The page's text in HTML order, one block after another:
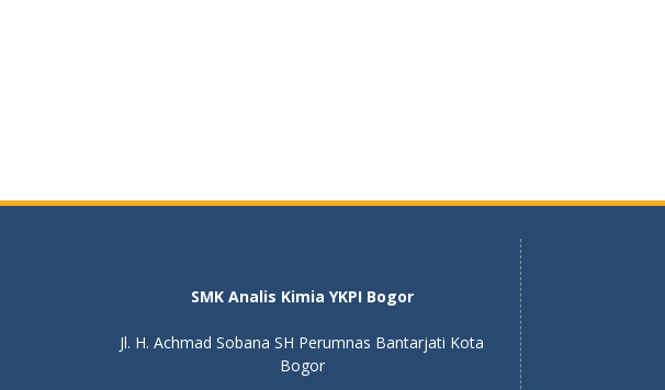
SMK Analis Kimia YKPI Bogor
Jl. H. Achmad Sobana SH Perumnas Bantarjati Kota
Bogor